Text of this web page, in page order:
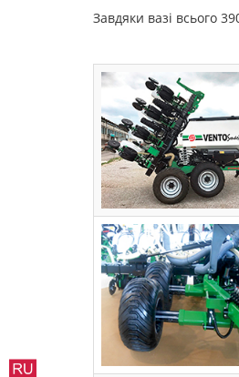
Завдяки вазі всього